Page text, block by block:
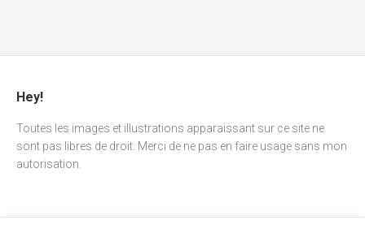
Hey!
Toutes les images et illustrations apparaissant sur ce site ne
sont pas libres de droit. Merci de ne pas en faire usage sans mon
autorisation.